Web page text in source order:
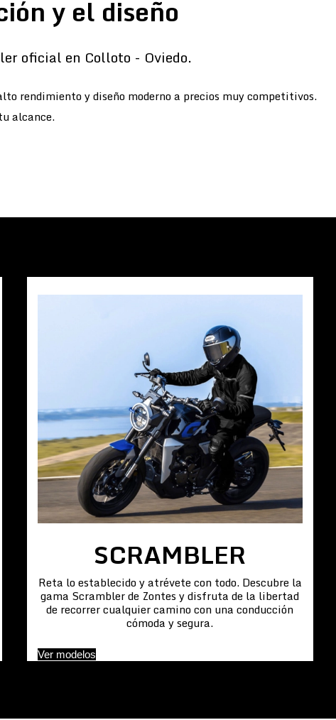
y el diseño
oficial en Colloto - Oviedo.
rendimiento y diseño moderno a precios muy competitivos.
alcance.
SCRAMBLER
Reta lo establecido y atrévete con todo. Descubre la
gama Scrambler de Zontes y disfruta de la libertad
de recorrer cualquier camino con una conducción
cómoda y segura.
Ver modelos